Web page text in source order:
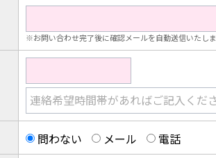
※お問い合わせ完了後に確認メールを自動送信いたしま
連絡希望時間帯があればご記入くだ
問わない メール 電話